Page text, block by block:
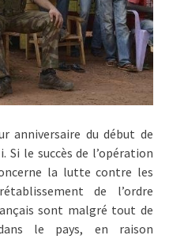
anniversaire du début de
Si le succès de l’opération
la lutte contre les
de l’ordre
sont malgré tout de
le pays, en raison